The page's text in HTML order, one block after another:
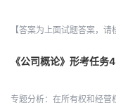
【答案为上面试题答案，请
《公司概论》形考任务
专题分析：在所有权和经营